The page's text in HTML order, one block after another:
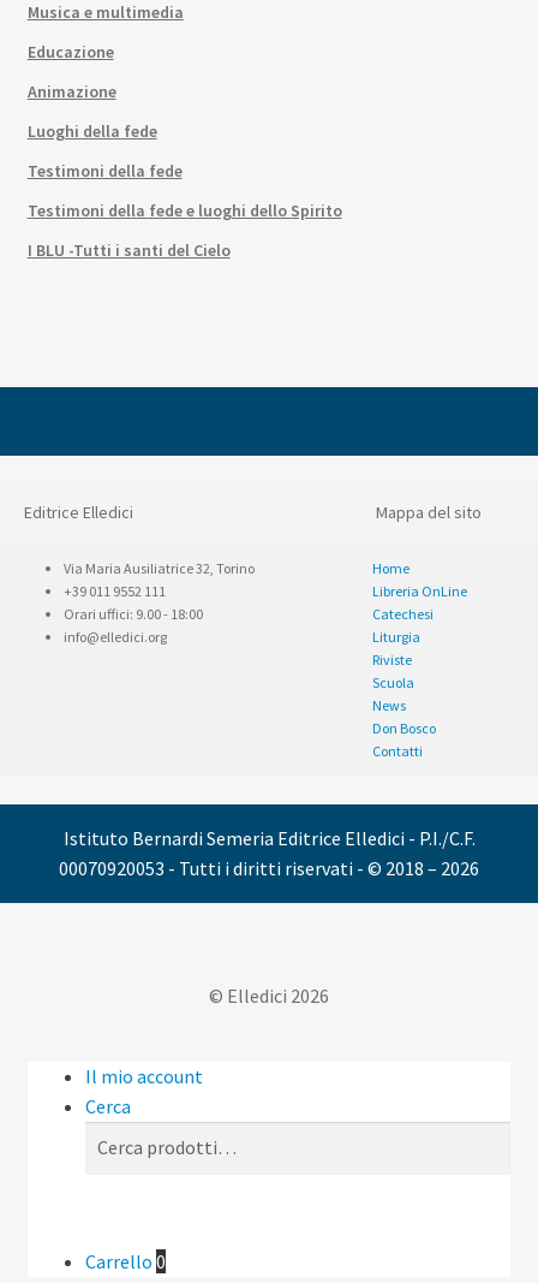
Musica e multimedia
Educazione
Animazione
Luoghi della fede
Testimoni della fede
Testimoni della fede e luoghi dello Spirito
I BLU -Tutti i santi del Cielo
Editrice Elledici Mappa del sito
Via Maria Ausiliatrice 32, Torino
+39 011 9552 111
Orari uffici: 9.00 - 18:00
info@elledici.org
Home
Libreria OnLine
Catechesi
Liturgia
Riviste
Scuola
News
Don Bosco
Contatti
Istituto Bernardi Semeria Editrice Elledici - P.I./C.F.
00070920053 - Tutti i diritti riservati - © 2018 – 2026
© Elledici 2026
Il mio account
Cerca
Carrello 0